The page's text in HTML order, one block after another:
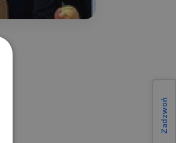
Zadzwoń